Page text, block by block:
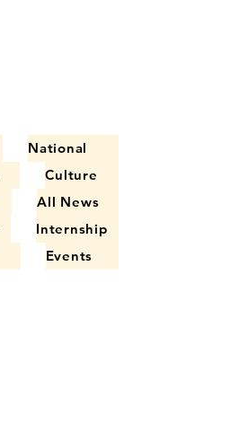
National
Culture
All News
Internship
Events